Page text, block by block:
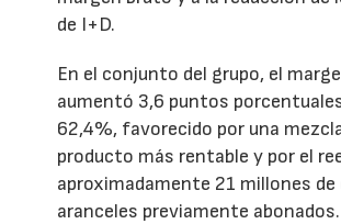
de I+D.
En el conjunto del grupo, el
aumentó 3,6 puntos
62,4%, favorecido por una
producto más rentable y por el
aproximadamente 21 millones de
aranceles previamente